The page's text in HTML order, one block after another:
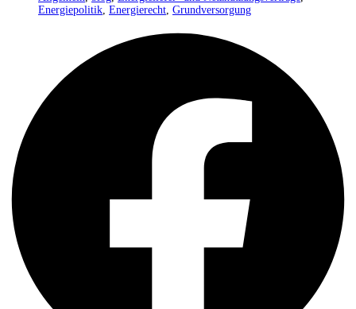
Energiepolitik, Energierecht, Grundversorgung